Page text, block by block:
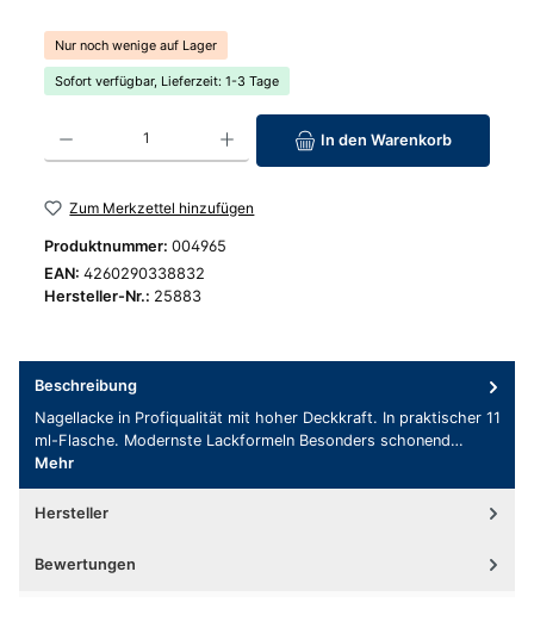
Nur noch wenige auf Lager
Sofort verfügbar, Lieferzeit: 1-3 Tage
Produkt Anzahl: Gib den gewünschten Wert ein oder benutze die
In den Warenkorb
Zum Merkzettel hinzufügen
Produktnummer: 004965
EAN: 4260290338832
Hersteller-Nr.: 25883
Beschreibung
Nagellacke in Profiqualität mit hoher Deckkraft. In praktischer 11
ml-Flasche. Modernste Lackformeln Besonders schonend…
Mehr
Hersteller
Bewertungen